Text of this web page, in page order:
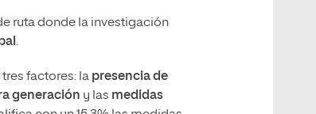
ruta donde la investigación
.
factores: la presencia de
generación y las medidas